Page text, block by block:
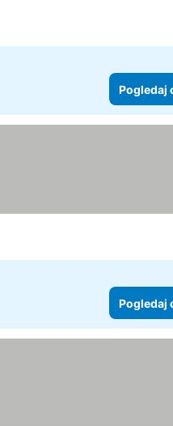
Pogledaj
Pogledaj